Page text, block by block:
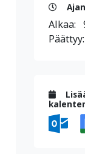
Alkaa:
Päättyy: